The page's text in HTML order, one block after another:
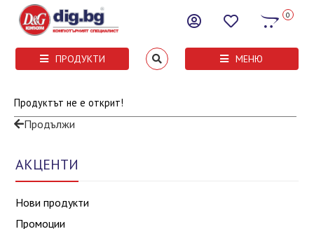
0
ПРОДУКТИ МЕНЮ
Продуктът не е открит!
Продължи
АКЦЕНТИ
Нови продукти
Промоции